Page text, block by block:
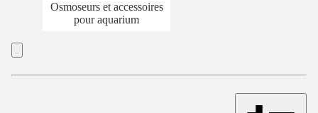
Osmoseurs et accessoires
pour aquarium